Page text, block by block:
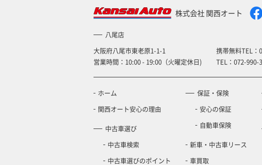
株式会社 関西オート
八尾店
大阪府八尾市東老原1-1-1
営業時間：10:00 - 19:00（火曜定休日)
携帯無料TEL：
TEL： 072-990-
ホーム
関西オート安心の理由
中古車選び
中古車検索
中古車選びのポイント
保証・保険
安心の保証
自動車保険
新車・中古車リース
車買取